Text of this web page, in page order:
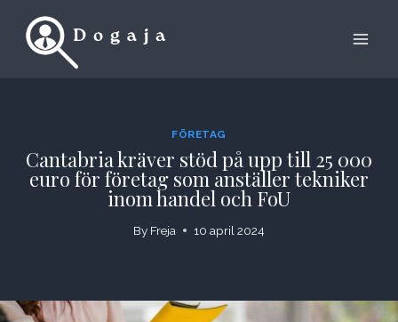
FÖRETAG
Cantabria kräver stöd på upp till 25 000
euro för företag som anställer tekniker
inom handel och FoU
By Freja 10 april 2024